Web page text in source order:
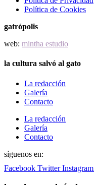
Política de Cookies
gatrópolis
web: mintha estudio
la cultura salvó al gato
La redacción
Galería
Contacto
La redacción
Galería
Contacto
síguenos en:
Facebook Twitter Instagram